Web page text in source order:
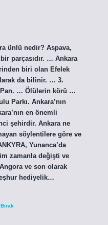
ünlü nedir? Aspava,
parçasıdır. … Ankara
biri olan Efelek
da bilinir. … 3.
Pan. … Ölülerin körü …
Parkı. Ankara’nın
en önemli
şehirdir. Ankara ne
söylentilere göre ve
Yunanca’da
zamanla değişti ve
ve son olarak
hediyelik…